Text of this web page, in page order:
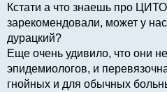
Кстати а что знаешь про
зарекомендовали, может у
дурацкий?
Еще очень удивило, что они
эпидемиологов, и
гнойных и для обычных